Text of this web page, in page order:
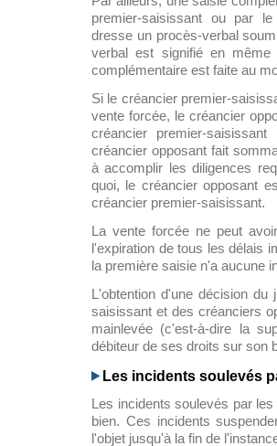
premier-saisissant ou par
dresse un procès-verbal
verbal est signifié en
complémentaire est faite au
Si le créancier premier-
vente forcée, le créancier
créancier premier-
créancier opposant fait
à accomplir les diligences
quoi, le créancier opposant
créancier premier-saisissant.
La vente forcée ne peut
l'expiration de tous les délais
la première saisie n'a aucune
L'obtention d'une décision
saisissant et des créanciers
mainlevée (c'est-à-dire la
débiteur de ses droits sur son
Les incidents soulevés
Les incidents soulevés par
bien. Ces incidents
l'objet jusqu'à la fin de